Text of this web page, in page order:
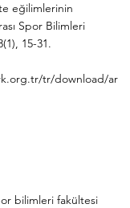
eğilimlerinin
Spor Bilimleri
15-31.
tr/download/ar
bilimleri fakültesi